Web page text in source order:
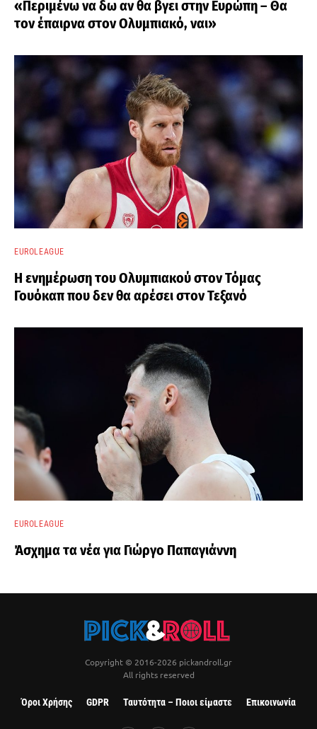
«Περιμένω να δω αν θα βγει στην Ευρώπη – Θα
τον έπαιρνα στον Ολυμπιακό, ναι»
EUROLEAGUE
Η ενημέρωση του Ολυμπιακού στον Τόμας
Γουόκαπ που δεν θα αρέσει στον Τεξανό
EUROLEAGUE
Άσχημα τα νέα για Γιώργο Παπαγιάννη
Copyright © 2016-2026 pickandroll.gr
All rights reserved
Όροι Χρήσης GDPR Ταυτότητα – Ποιοι είμαστε Επικοινωνία